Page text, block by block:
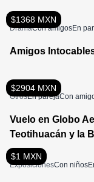
$1368 MXN
DramaCon amigosEn
Amigos
$2904 MXN
OtrosEn parejaCon
Vuelo en Globo
Teotihuacán y la
$1 MXN
ExposicionesCon niños